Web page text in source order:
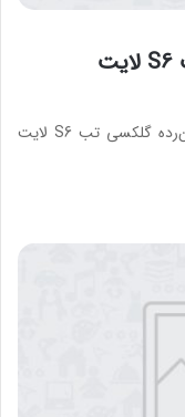
مشخصات کامل تبلت گلکسی تب S6 لایت
مدتی است که اخباری مبنی بر اینکه تبلت میان‌رده گلکسی تب S6 لایت